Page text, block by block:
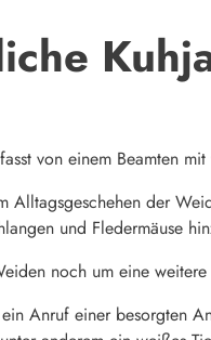
von einem Beamten mit
Alltagsgeschehen der
und Fledermäuse
noch um eine
Anruf einer besorgten